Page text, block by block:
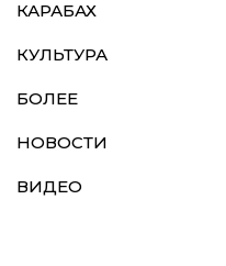
КАРАБАХ
КУЛЬТУРА
БОЛЕЕ
НОВОСТИ
ВИДЕО